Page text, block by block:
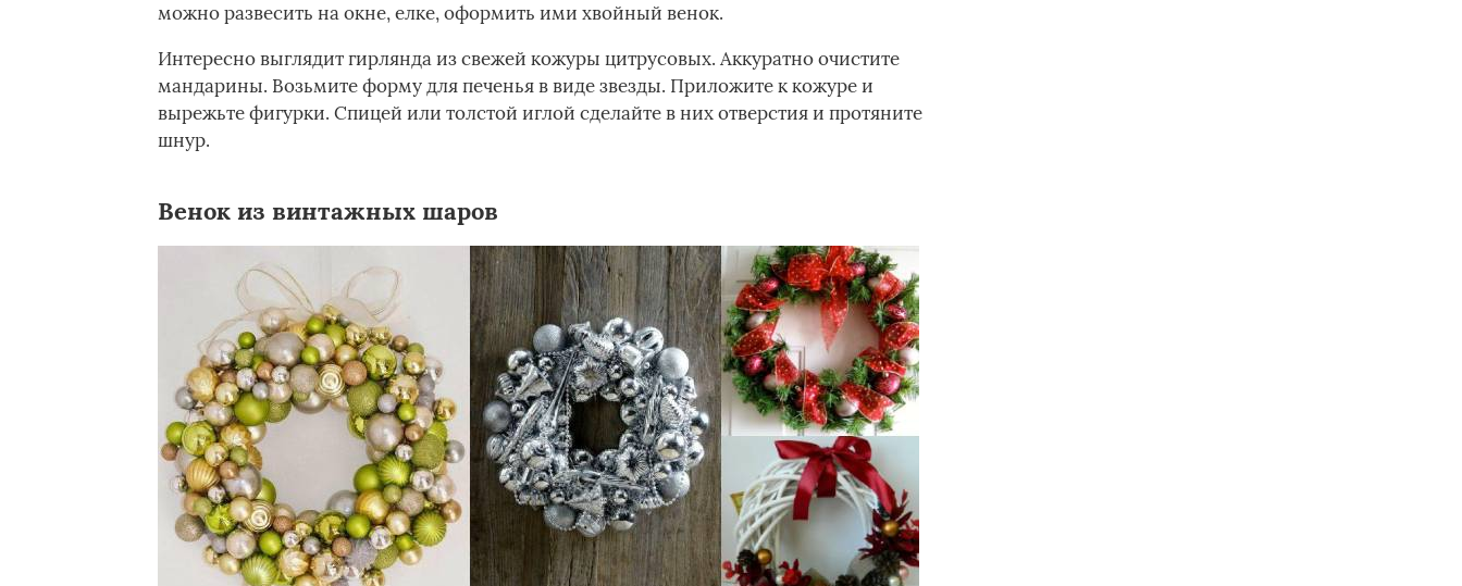
можно развесить на окне, елке, оформить ими хвойный венок.
Интересно выглядит гирлянда из свежей кожуры цитрусовых. Аккуратно очистите
мандарины. Возьмите форму для печенья в виде звезды. Приложите к кожуре и
вырежьте фигурки. Спицей или толстой иглой сделайте в них отверстия и протяните
шнур.
Венок из винтажных шаров